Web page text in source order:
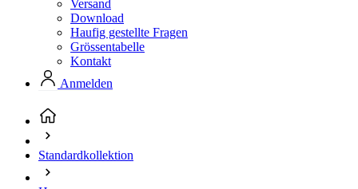
Anmelden
Standardkollektion
Herren
Radsport